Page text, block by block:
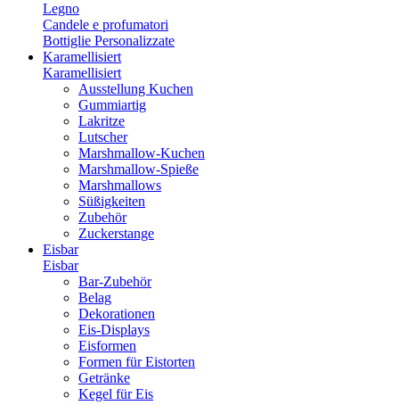
Legno
Candele e profumatori
Bottiglie Personalizzate
Karamellisiert
Karamellisiert
Ausstellung Kuchen
Gummiartig
Lakritze
Lutscher
Marshmallow-Kuchen
Marshmallow-Spieße
Marshmallows
Süßigkeiten
Zubehör
Zuckerstange
Eisbar
Eisbar
Bar-Zubehör
Belag
Dekorationen
Eis-Displays
Eisformen
Formen für Eistorten
Getränke
Kegel für Eis